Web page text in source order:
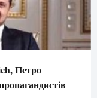
Петро